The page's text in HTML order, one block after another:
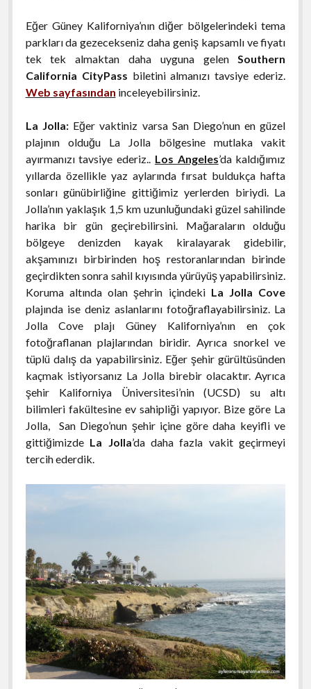
Eğer Güney Kaliforniya’nın diğer bölgelerindeki tema
parkları da gezecekseniz daha geniş kapsamlı ve fiyatı
tek tek almaktan daha uyguna gelenSouthern
California CityPass biletini almanızı tavsiye ederiz.
Web sayfasından inceleyebilirsiniz.
La Jolla:Eğer vaktiniz varsa San Diego’nun en güzel
plajının olduğu La Jolla bölgesine mutlaka vakit
ayırmanızı tavsiye ederiz.. Los Angeles’da kaldığımız
yıllarda özellikle yaz aylarında fırsat buldukça hafta
sonları günübirliğine gittiğimiz yerlerden biriydi. La
Jolla’nın yaklaşık 1,5 km uzunluğundaki güzel sahilinde
harika bir gün geçirebilirsini. Mağaraların olduğu
bölgeye denizden kayak kiralayarak gidebilir,
akşamınızı birbirinden hoş restoranlarından birinde
geçirdikten sonra sahil kıyısında yürüyüş yapabilirsiniz.
Koruma altında olan şehrin içindeki La Jolla Cove
plajında ise deniz aslanlarını fotoğraflayabilirsiniz. La
Jolla Cove plajı Güney Kaliforniya’nın en çok
fotoğraflanan plajlarından biridir. Ayrıca snorkel ve
tüplü dalış da yapabilirsiniz. Eğer şehir gürültüsünden
kaçmak istiyorsanız La Jolla birebir olacaktır. Ayrıca
şehir Kaliforniya Üniversitesi’nin (UCSD) su altı
bilimleri fakültesine ev sahipliği yapıyor. Bize göre La
Jolla, San Diego’nun şehir içine göre daha keyifli ve
gittiğimizde La Jolla’da daha fazla vakit geçirmeyi
tercih ederdik.